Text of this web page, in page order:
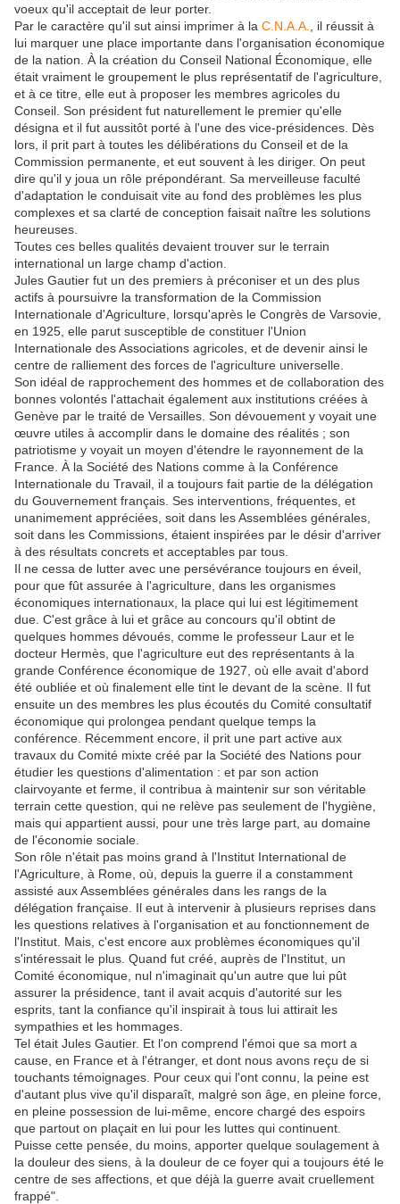
voeux qu'il acceptait de leur porter.
Par le caractère qu'il sut ainsi imprimer à la C.N.A.A.
, il réussit à
lui marquer une place importante dans l'organisation économique
de la nation. À la création du Conseil National Économique, elle
était vraiment le groupement le plus représentatif de l'agriculture,
et à ce titre, elle eut à proposer les membres agricoles du
Conseil. Son président fut naturellement le premier qu'elle
désigna et il fut aussitôt porté à l'une des vice-présidences. Dès
lors, il prit part à toutes les délibérations du Conseil et de la
Commission permanente, et eut souvent à les diriger. On peut
dire qu'il y joua un rôle prépondérant. Sa merveilleuse faculté
d'adaptation le conduisait vite au fond des problèmes les plus
complexes et sa clarté de conception faisait naître les solutions
heureuses.
Toutes ces belles qualités devaient trouver sur le terrain
international un large champ d'action.
Jules Gautier fut un des premiers à préconiser et un des plus
actifs à poursuivre la transformation de la Commission
Internationale d'Agriculture, lorsqu'après le Congrès de Varsovie,
en 1925, elle parut susceptible de constituer l'Union
Internationale des Associations agricoles, et de devenir ainsi le
centre de ralliement des forces de l'agriculture universelle.
Son idéal de rapprochement des hommes et de collaboration des
bonnes volontés l'attachait également aux institutions créées à
Genève par le traité de Versailles. Son dévouement y voyait une
œuvre utiles à accomplir dans le domaine des réalités ; son
patriotisme y voyait un moyen d'étendre le rayonnement de la
France. À la Société des Nations comme à la Conférence
Internationale du Travail, il a toujours fait partie de la délégation
du Gouvernement français. Ses interventions, fréquentes, et
unanimement appréciées, soit dans les Assemblées générales,
soit dans les Commissions, étaient inspirées par le désir d'arriver
à des résultats concrets et acceptables par tous.
Il ne cessa de lutter avec une persévérance toujours en éveil,
pour que fût assurée à l'agriculture, dans les organismes
économiques internationaux, la place qui lui est légitimement
due. C'est grâce à lui et grâce au concours qu'il obtint de
quelques hommes dévoués, comme le professeur Laur et le
docteur Hermès, que l'agriculture eut des représentants à la
grande Conférence économique de 1927, où elle avait d'abord
été oubliée et où finalement elle tint le devant de la scène. Il fut
ensuite un des membres les plus écoutés du Comité consultatif
économique qui prolongea pendant quelque temps la
conférence. Récemment encore, il prit une part active aux
travaux du Comité mixte créé par la Société des Nations pour
étudier les questions d'alimentation : et par son action
clairvoyante et ferme, il contribua à maintenir sur son véritable
terrain cette question, qui ne relève pas seulement de l'hygiène,
mais qui appartient aussi, pour une très large part, au domaine
de l'économie sociale.
Son rôle n'était pas moins grand à l'Institut International de
l'Agriculture, à Rome, où, depuis la guerre il a constamment
assisté aux Assemblées générales dans les rangs de la
délégation française. Il eut à intervenir à plusieurs reprises dans
les questions relatives à l'organisation et au fonctionnement de
l'Institut. Mais, c'est encore aux problèmes économiques qu'il
s'intéressait le plus. Quand fut créé, auprès de l'Institut, un
Comité économique, nul n'imaginait qu'un autre que lui pût
assurer la présidence, tant il avait acquis d'autorité sur les
esprits, tant la confiance qu'il inspirait à tous lui attirait les
sympathies et les hommages.
Tel était Jules Gautier. Et l'on comprend l'émoi que sa mort a
cause, en France et à l'étranger, et dont nous avons reçu de si
touchants témoignages. Pour ceux qui l'ont connu, la peine est
d'autant plus vive qu'il disparaît, malgré son âge, en pleine force,
en pleine possession de lui-même, encore chargé des espoirs
que partout on plaçait en lui pour les luttes qui continuent.
Puisse cette pensée, du moins, apporter quelque soulagement à
la douleur des siens, à la douleur de ce foyer qui a toujours été le
centre de ses affections, et que déjà la guerre avait cruellement
frappé".